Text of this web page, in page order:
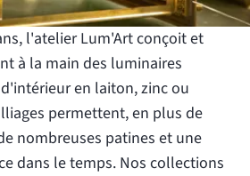
l'atelier Lum'Art conçoit et
à la main des luminaires
en laiton, zinc ou
permettent, en plus de
nombreuses patines et une
dans le temps. Nos collections